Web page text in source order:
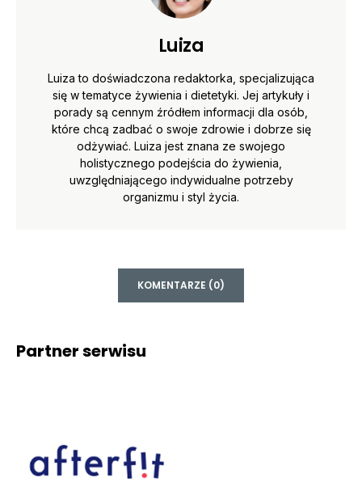
Luiza
Luiza to doświadczona redaktorka, specjalizująca
się w tematyce żywienia i dietetyki. Jej artykuły i
porady są cennym źródłem informacji dla osób,
które chcą zadbać o swoje zdrowie i dobrze się
odżywiać. Luiza jest znana ze swojego
holistycznego podejścia do żywienia,
uwzględniającego indywidualne potrzeby
organizmu i styl życia.
KOMENTARZE (0)
Partner serwisu